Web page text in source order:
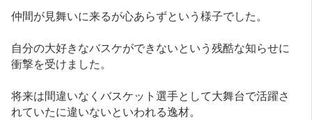
仲間が見舞いに来るが心あらずという様子でした。
自分の大好きなバスケができないという残酷な知らせに
衝撃を受けました。
将来は間違いなくバスケット選手として大舞台で活躍さ
れていたに違いないといわれる逸材。